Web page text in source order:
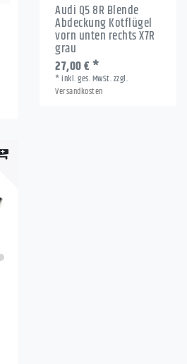
Audi Q5 8R Blende
Abdeckung Kotflügel
vorn unten rechts X7R
grau
27,00 € *
*inkl. ges. MwSt.zzgl.
Versandkosten